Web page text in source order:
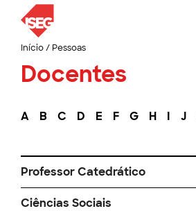
Início/ Pessoas
Docentes
A B C D E F G H I J
Professor Catedrático
Ciências Sociais